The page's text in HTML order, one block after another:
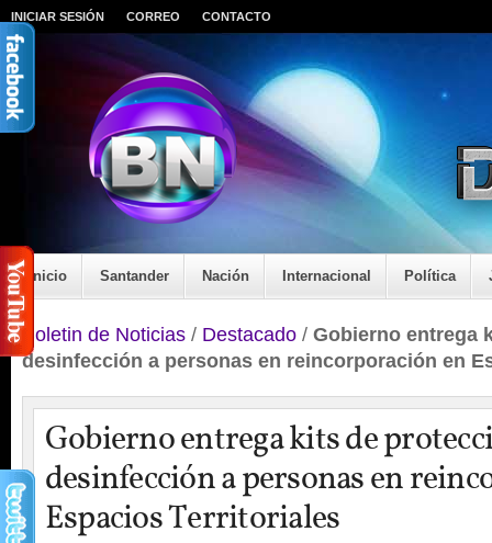
INICIAR SESIÓN CORREO CONTACTO
Inicio Santander Nación Internacional Política
Boletin de Noticias / Destacado / Gobierno entrega
desinfección a personas en reincorporación en
Gobierno entrega kits de
desinfección a personas en
Espacios Territoriales